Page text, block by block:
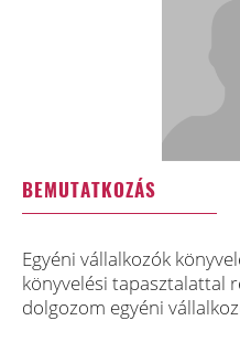
BEMUTATKOZÁS
Egyéni vállalkozók
könyvelési tapasztalattal
dolgozom egyéni